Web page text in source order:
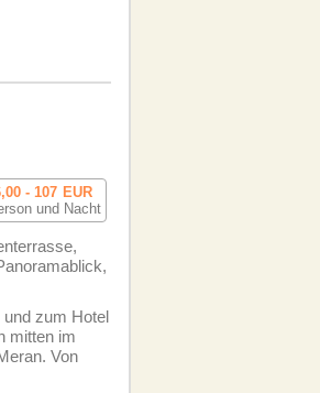
- 107 EUR
und Nacht
und zum Hotel
mitten im
Von